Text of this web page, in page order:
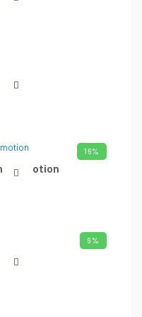
PANIER
16%
Promotion
PANIER
9%
PANIER